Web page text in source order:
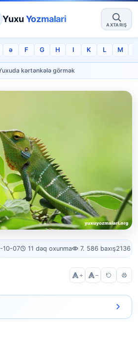
Yuxu Yozmalari
AXTARIŞ
ə F G H I K L M
kərtənkələ görmək
10-07 11 dəq oxunma 7. 586 baxış2136
+ –